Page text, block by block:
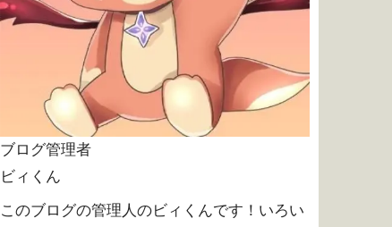
ブログ管理者
ビィくん
このブログの管理人のビィくんです！いろい